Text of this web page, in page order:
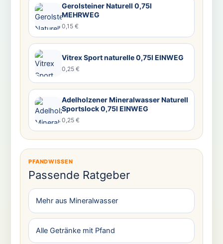
Gerolsteiner Naturell 0,75l
MEHRWEG
0,15 €
Vitrex Sport naturelle 0,75l EINWEG
0,25 €
Adelholzener Mineralwasser Naturell
Sportslock 0,75l EINWEG
0,25 €
PFANDWISSEN
Passende Ratgeber
Mehr aus Mineralwasser
Alle Getränke mit Pfand